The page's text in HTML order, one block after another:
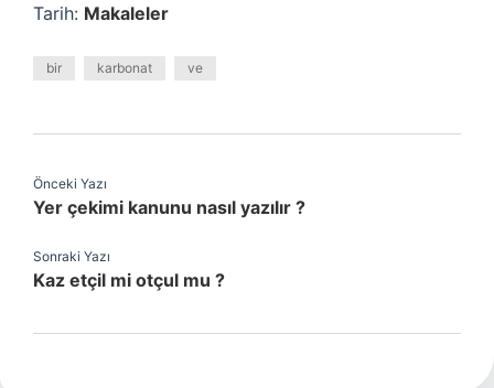
Tarih: Makaleler
bir karbonat ve
Önceki Yazı
Yer çekimi kanunu nasıl yazılır ?
Sonraki Yazı
Kaz etçil mi otçul mu ?